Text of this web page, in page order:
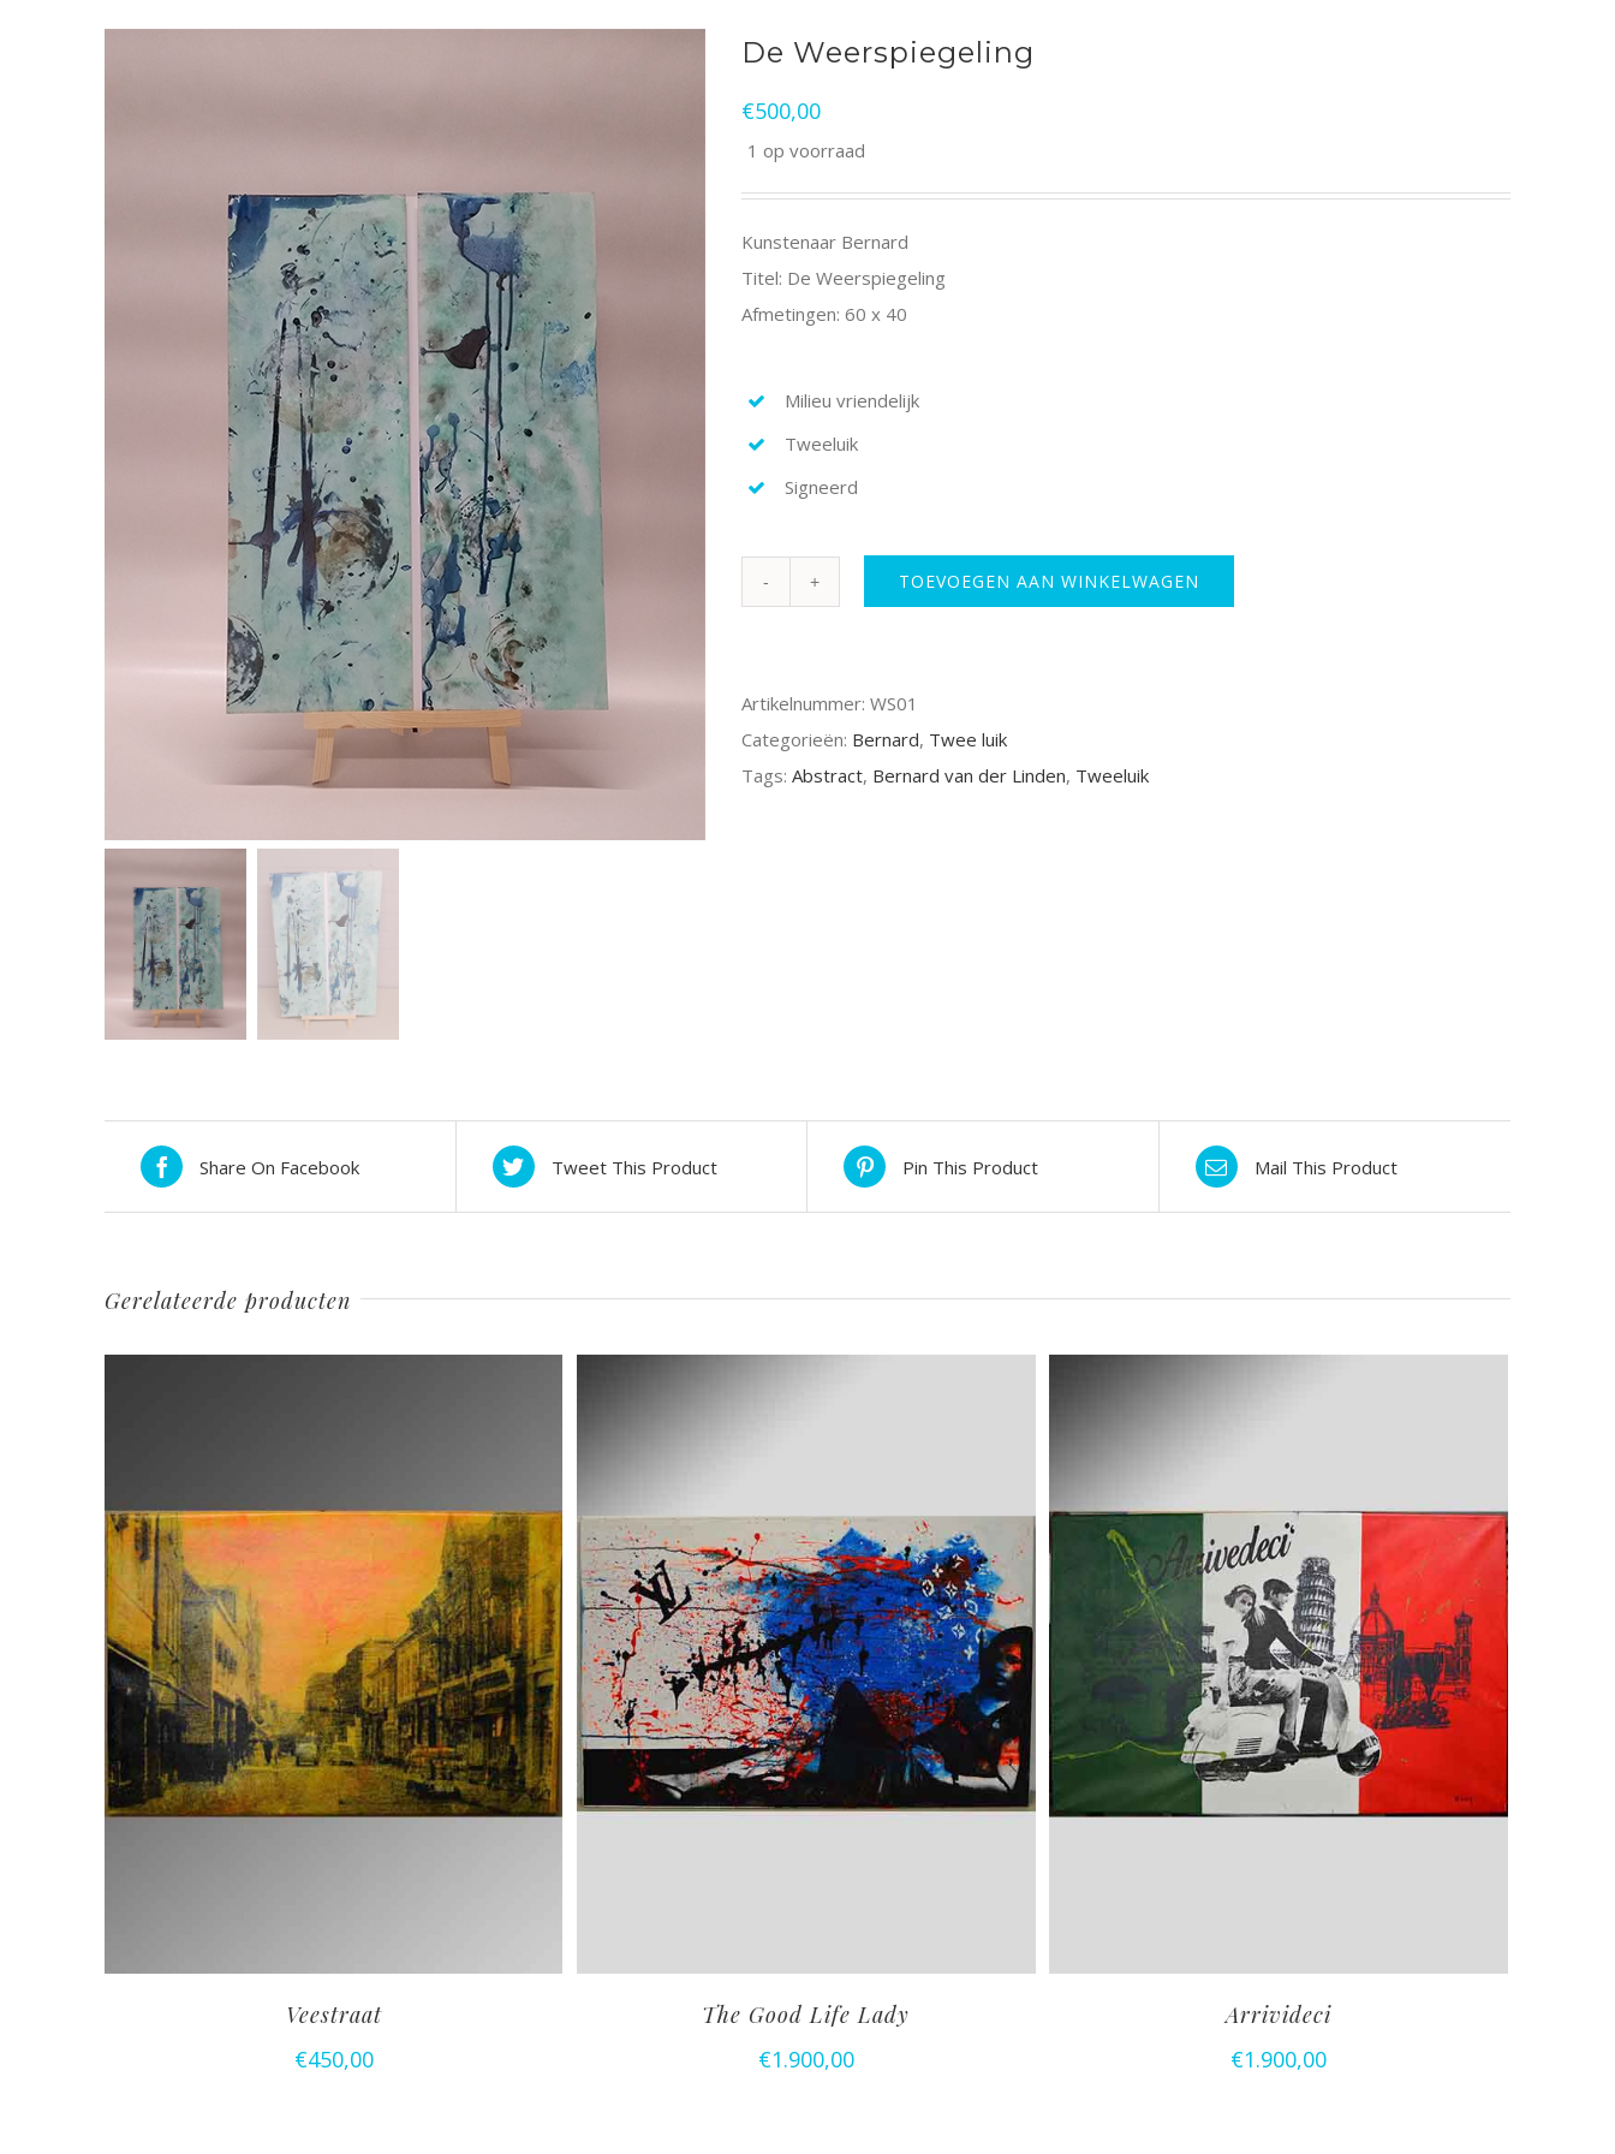
De Weerspiegeling
€500,00
1 op voorraad
Kunstenaar Bernard
Titel: De Weerspiegeling
Afmetingen: 60 x 40
Milieu vriendelijk
Tweeluik
Signeerd
Weerspiegeling
TOEVOEGEN AAN WINKELWAGEN
Artikelnummer: WS01
Categorieën: Bernard, Twee luik
Tags: Abstract, Bernard van der Linden, Tweeluik
Share On Facebook Tweet This Product Pin This Product Mail This Product
Gerelateerde producten
Veestraat
€450,00
The Good Life Lady
€1.900,00
Arrivideci
€1.900,00